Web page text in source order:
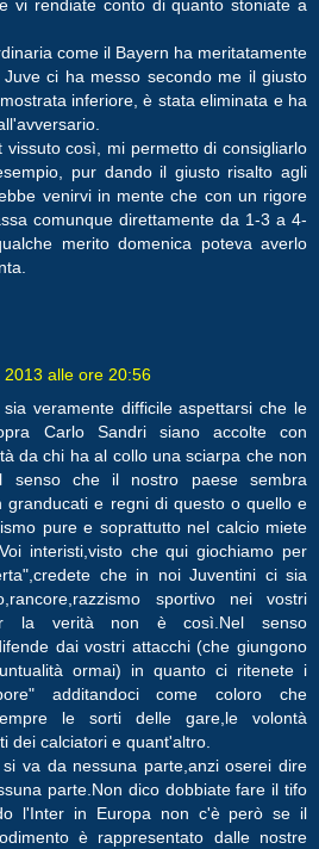
vi rendiate conto di quanto stoniate a
come il Bayern ha meritatamente
ci ha messo secondo me il giusto
inferiore, è stata eliminata e ha
vissuto così, mi permetto di consigliarlo
pur dando il giusto risalto agli
venirvi in mente che con un rigore
comunque direttamente da 1-3 a 4-
merito domenica poteva averlo
2013 alle ore 20:56
veramente difficile aspettarsi che le
Carlo Sandri siano accolte con
da chi ha al collo una sciarpa che non
senso che il nostro paese sembra
granducati e regni di questo o quello e
pure e soprattutto nel calcio miete
interisti,visto che qui giochiamo per
che in noi Juventini ci sia
sportivo nei vostri
la verità non è così.Nel senso
dai vostri attacchi (che giungono
ormai) in quanto ci ritenete i
additandoci come coloro che
le sorti delle gare,le volontà
dei calciatori e quant'altro.
va da nessuna parte,anzi oserei dire
parte.Non dico dobbiate fare il tifo
l'Inter in Europa non c'è però se il
è rappresentato dalle nostre